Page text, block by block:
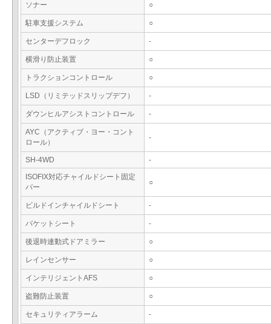
ソナー ○
駐車支援システム ○
センターデフロック -
横滑り防止装置 ○
トラクションコントロール ○
LSD（リミテッドスリップデフ） -
ダウンヒルアシストコントロール -
AYC（アクティブ・ヨー・コント
ロール）
-
SH-4WD
-
ISOFIX対応チャイルドシート固定
バー
○
ビルドインチャイルドシート -
バケットシート -
後退時連動式ドアミラー ○
レインセンサー ○
インテリジェントAFS ○
盗難防止装置 ○
セキュリティアラーム -